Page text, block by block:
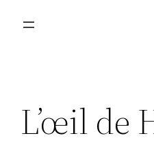
L’œil de